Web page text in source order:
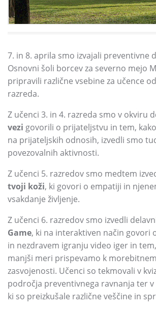
7. in 8. aprila smo izvajali preventivne
Osnovni šoli borcev za severno mejo
pripravili različne vsebine za učence
razreda.
Z učenci 3. in 4. razreda smo v okviru
vezi govorili o prijateljstvu in tem,
na prijateljskih odnosih, izvedli smo
povezovalnih aktivnosti.
Z učenci 5. razredov smo medtem
tvoji koži, ki govori o empatiji in
vsakdanje življenje.
Z učenci 6. razredov smo izvedli
Game, ki na interaktiven način govori
in nezdravem igranju video iger in tem,
manjši meri prispevamo k
zasvojenosti. Učenci so tekmovali v
področja preventivnega ravnanja ter
ki so preizkušale različne veščine in